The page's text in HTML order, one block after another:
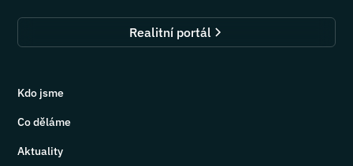
Realitní portál
Kdo jsme
Co děláme
Aktuality